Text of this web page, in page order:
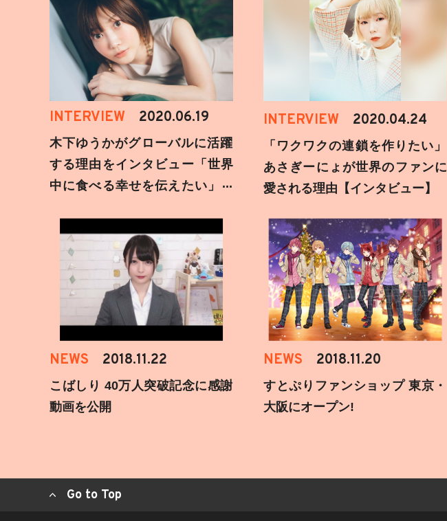
INTERVIEW 2020.06.19
木下ゆうかがグローバルに活躍
する理由をインタビュー「世界
中に食べる幸せを伝えたい」新
INTERVIEW 2020.04.24
「ワクワクの連鎖を作りたい」
あさぎーにょが世界のファンに
愛される理由【インタビュー】
NEWS 2018.11.22
こばしり 40万人突破記念に感謝
動画を公開
NEWS 2018.11.20
すとぷりファンショップ 東京・
大阪にオープン!
Go to Top